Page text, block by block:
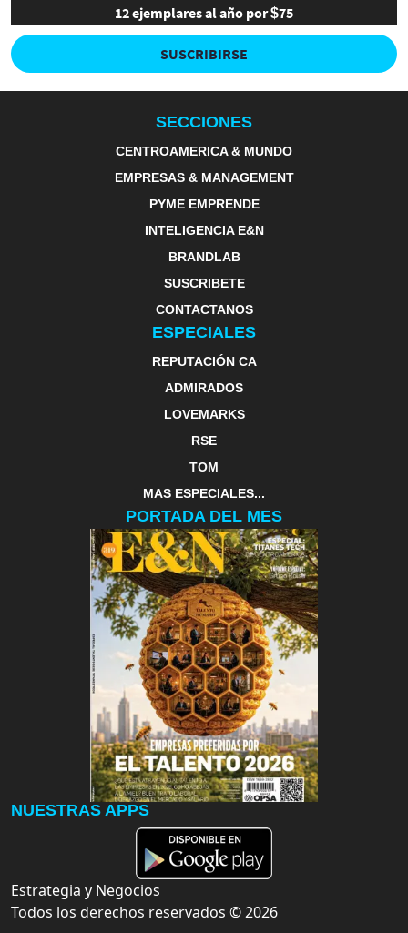
12 ejemplares al año por $75
SUSCRIBIRSE
SECCIONES
CENTROAMERICA & MUNDO
EMPRESAS & MANAGEMENT
PYME EMPRENDE
INTELIGENCIA E&N
BRANDLAB
SUSCRIBETE
CONTACTANOS
ESPECIALES
REPUTACIÓN CA
ADMIRADOS
LOVEMARKS
RSE
TOM
MAS ESPECIALES...
PORTADA DEL MES
NUESTRAS APPS
Estrategia y Negocios
Todos los derechos reservados ©2026